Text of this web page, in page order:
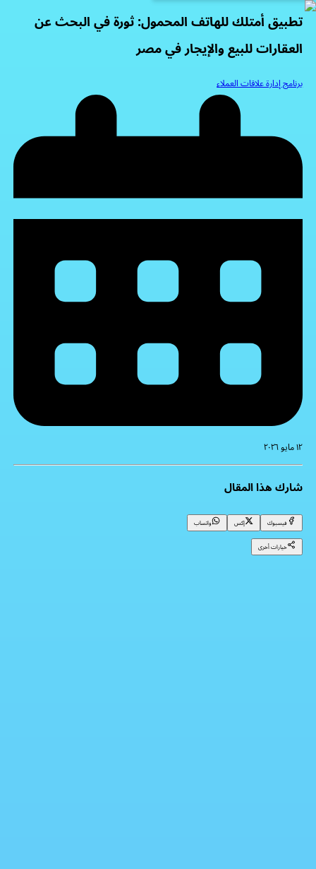
تطبيق أمتلك للهاتف المحمول: ثورة في البحث عن
العقارات للبيع والإيجار في مصر
برنامج إدارة علاقات العملاء
١٢ مايو ٢٠٢٦
شارك هذا المقال
فيسبوك إكس
واتساب
خيارات أخرى